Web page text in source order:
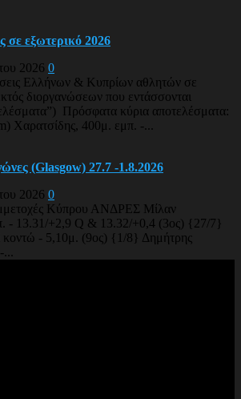
σε εξωτερικό 2026
2026 0
Ελλήνων & Κυπρίων αθλητών σε
διοργανώσεων που εντάσσονται
Πρόσφατα κύρια αποτελέσματα:
Χαρατσίδης, 400μ. εμπ. -...
(Glasgow) 27.7 -1.8.2026
2026 0
Κύπρου ΑΝΔΡΕΣ Μίλαν
- 13.31/+2,9 Q & 13.32/+0,4 (3ος) {27/7}
κοντώ - 5,10μ. (9ος) {1/8} Δημήτρης